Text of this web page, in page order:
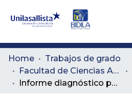
Communities
& Collections
Home
Trabajos de grado
Facultad de Ciencias Administrativas y Agropecuarias
Informe diagnóstico para el área de almacén de materia prima cárnica de la planta de productos cárnicos embutidos para la empresa Comestibles DAN